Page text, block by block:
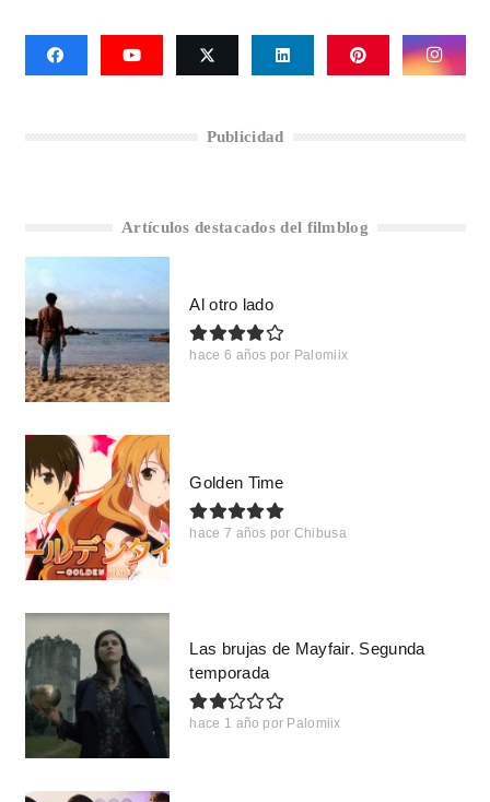
Publicidad
Artículos destacados del filmblog
Al otro lado
hace 6 años por Palomiix
Golden Time
hace 7 años por Chibusa
Las brujas de Mayfair. Segunda
temporada
hace 1 año por Palomiix